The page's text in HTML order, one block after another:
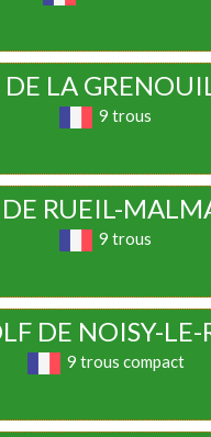
LA
9 trous
RUEIL-
9 trous
DE NOISY-LE-
9 trous compact